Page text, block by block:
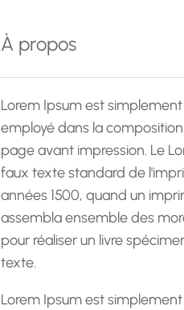
r
c
h
e
À propos
Lorem Ipsum est
employé dans la
page avant impression. Le
faux texte standard de
années 1500, quand un
assembla ensemble des
pour réaliser un livre
texte.
Lorem Ipsum est